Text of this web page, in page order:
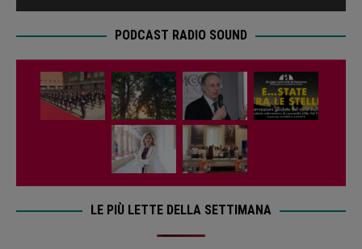
PODCAST RADIO SOUND
LE PIÙ LETTE DELLA SETTIMANA